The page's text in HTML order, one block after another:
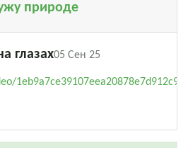
природе
глазах05 Сен 25